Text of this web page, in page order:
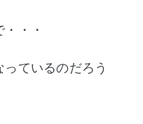
・・
ているのだろう